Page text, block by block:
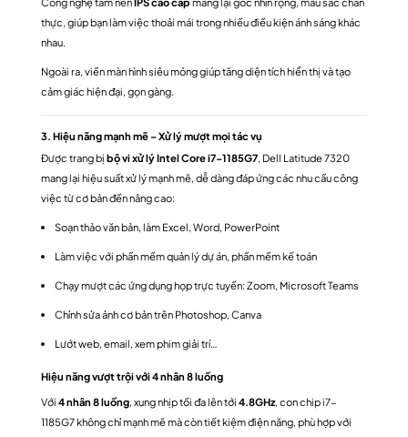
thực, giúp bạn làm việc thoải mái trong nhiều điều kiện ánh sáng khác
nhau.
Ngoài ra, viền màn hình siêu mỏng giúp tăng diện tích hiển thị và tạo
cảm giác hiện đại, gọn gàng.
3. Hiệu năng mạnh mẽ – Xử lý mượt mọi tác vụ
Được trang bị bộ vi xử lý Intel Core i7-1185G7 , Dell Latitude 7320
mang lại hiệu suất xử lý mạnh mẽ, dễ dàng đáp ứng các nhu cầu công
việc từ cơ bản đến nâng cao:
Soạn thảo văn bản, làm Excel, Word, PowerPoint
Làm việc với phần mềm quản lý dự án, phần mềm kế toán
Chạy mượt các ứng dụng họp trực tuyến: Zoom, Microsoft Teams
Chỉnh sửa ảnh cơ bản trên Photoshop, Canva
Lướt web, email, xem phim giải trí…
Hiệu năng vượt trội với 4 nhân 8 luồng
Với 4 nhân 8 luồng , xung nhịp tối đa lên tới 4.8GHz, con chip i7-
1185G7 không chỉ mạnh mẽ mà còn tiết kiệm điện năng, phù hợp với